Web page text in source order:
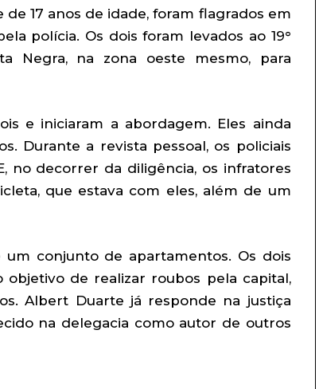
17 anos de idade, foram flagrados em
polícia. Os dois foram levados ao 19°
Negra, na zona oeste mesmo, para
e iniciaram a abordagem. Eles ainda
Durante a revista pessoal, os policiais
no decorrer da diligência, os infratores
que estava com eles, além de um
conjunto de apartamentos. Os dois
objetivo de realizar roubos pela capital,
Albert Duarte já responde na justiça
na delegacia como autor de outros